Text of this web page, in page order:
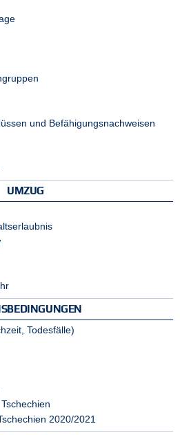
und Befähigungsnachweisen
UMZUG
Todesfälle)
2020/2021